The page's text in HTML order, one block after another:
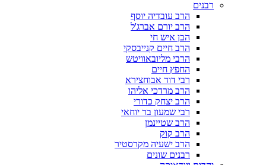
רבנים
הרב עובדיה יוסף
הרב יורם אברג'ל
הבן איש חי
הרב חיים קנייבסקי
הרבי מליובאוויטש
החפץ חיים
רבי דוד אבוחצירא
הרב מרדכי אליהו
הרב יצחק כדורי
רבי שמעון בר יוחאי
הרב שטיינמן
הרב קוק
הרב ישעיה מקרסטיר
רבנים שונים